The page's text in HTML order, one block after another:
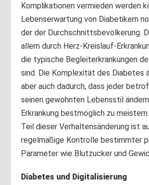
Komplikationen vermieden werden
Lebenserwartung von Diabetikern
der der Durchschnittsbevölkerung.
allem durch Herz-Kreislauf-
die typische Begleiterkrankungen
sind. Die Komplexität des Diabetes
aber auch dadurch, dass jeder
seinen gewohnten Lebensstil
Erkrankung bestmöglich zu
Teil dieser Verhaltensänderung ist
regelmäßige Kontrolle bestimmter
Parameter wie Blutzucker und
Diabetes und Digitalisierung